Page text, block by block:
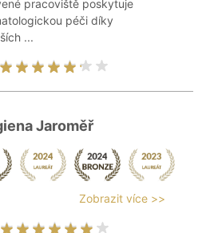
pracoviště poskytuje
péči díky
...
Jaroměř
Zobrazit více >>